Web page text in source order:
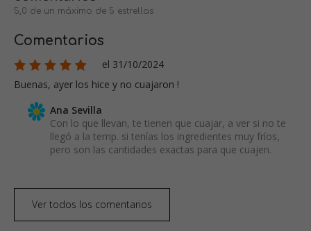
5,0 de un máximo de 5 estrellas
Comentarios
el 31/10/2024
Buenas, ayer los hice y no cuajaron !
Ana Sevilla
Con lo que llevan, te tienen que cuajar, a ver si no te
llegó a la temp. si tenías los ingredientes muy fríos,
pero son las cantidades exactas para que cuajen.
Ver todos los comentarios